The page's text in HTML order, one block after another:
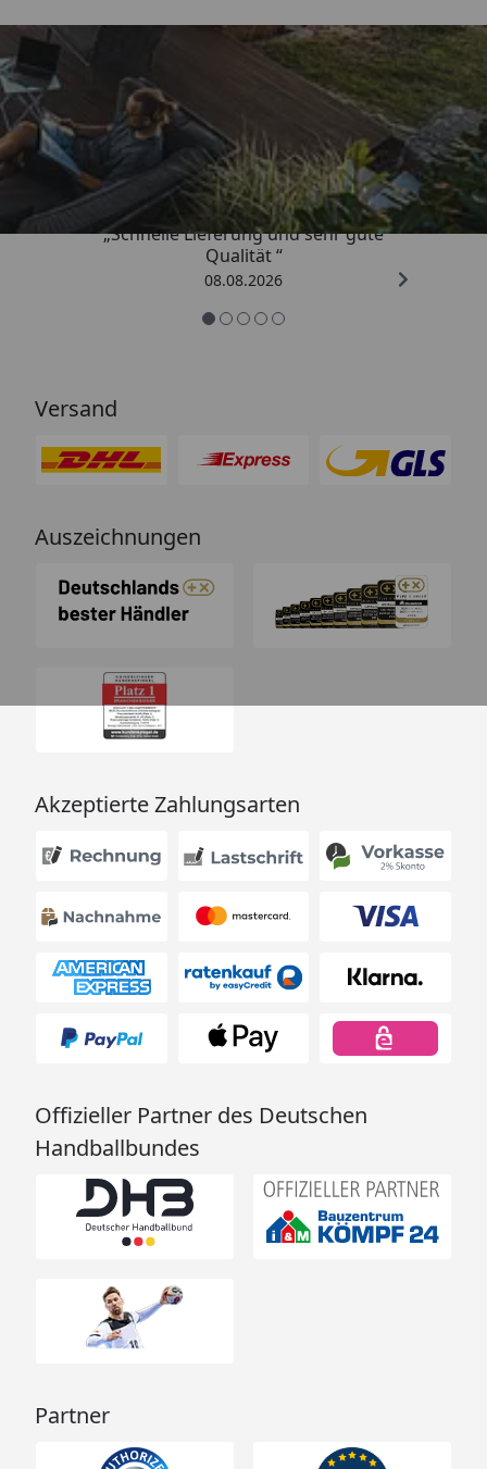
Trusted Shops
4,81/ 5
„Schnelle Lieferung und sehr gute
Qualität “
08.08.2026
Versand
Auszeichnungen
Akzeptierte Zahlungsarten
Offizieller Partner des Deutschen
Handballbundes
Partner